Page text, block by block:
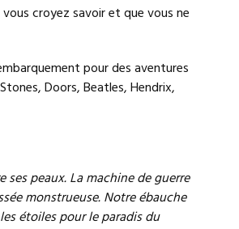
croyez savoir et que vous ne
pour des aventures
Doors, Beatles, Hendrix,
ses peaux. La machine de guerre
monstrueuse. Notre ébauche
étoiles pour le paradis du